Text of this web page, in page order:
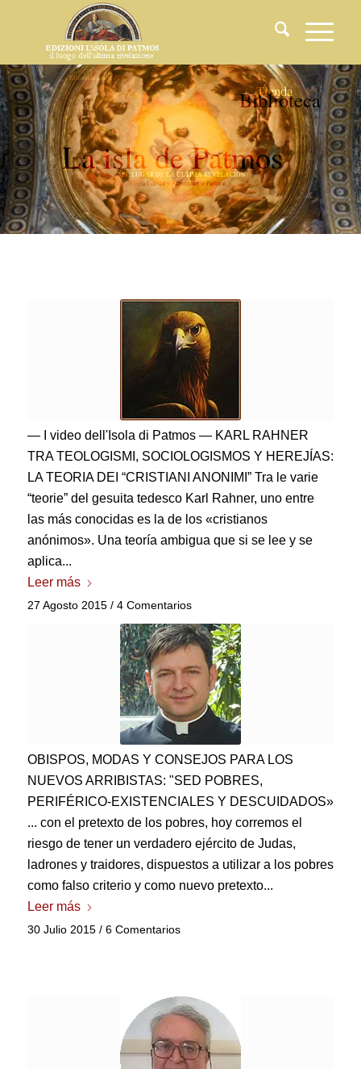
LaisladePatmos
Biblioteca
Tienda
Edizioni la isla de Patmos
delsitio
Presidente
Levi
Gualdo
Liguori
(Inscripciónen Prensa Roma nº.131/2024)
Jorge FacioLince
Revista e Te logía Eclesial y Actualización Pastoral
EL LUGAR DE LA ÚLTIMA REVELACIÓN
— I video dell'Isola di Patmos — KARL RAHNER
TRA TEOLOGISMI , SOCIOLOGISMOS Y HEREJÍAS:
LA TEORIA DEI “CRISTIANI ANONIMI” Tra le varie
“teorie” del gesuita tedesco Karl Rahner, uno entre
las más conocidas es la de los «cristianos
anónimos». Una teoría ambigua que si se lee y se
aplica...
Leer más
27 Agosto 2015 / 4 Comentarios
OBISPOS, MODAS Y CONSEJOS PARA LOS
NUEVOS ARRIBISTAS: "SED POBRES,
PERIFÉRICO-EXISTENCIALES Y DESCUIDADOS»
... con el pretexto de los pobres, hoy corremos el
riesgo de tener un verdadero ejército de Judas,
ladrones y traidores, dispuestos a utilizar a los pobres
como falso criterio y como nuevo pretexto...
Leer más
30 Julio 2015 / 6 Comentarios